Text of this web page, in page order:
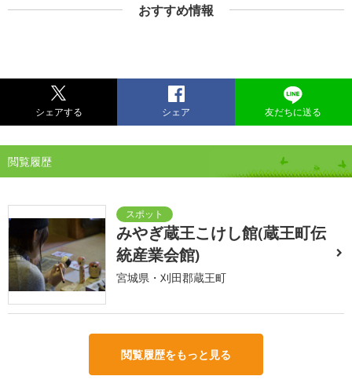
おすすめ情報
シェアする シェア 友だちに送る
閲覧履歴
みやぎ蔵王こけし館(蔵王町伝
統産業会館)
宮城県・刈田郡蔵王町
閲覧履歴をもっと見る